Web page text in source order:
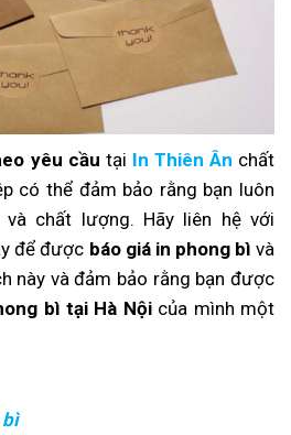
yêu cầu tại In Thiên Ân chất
có thể đảm bảo rằng bạn luôn
chất lượng. Hãy liên hệ với
để được báo giá in phong bì và
này và đảm bảo rằng bạn được
bì tại Hà Nộicủa mình một
bì